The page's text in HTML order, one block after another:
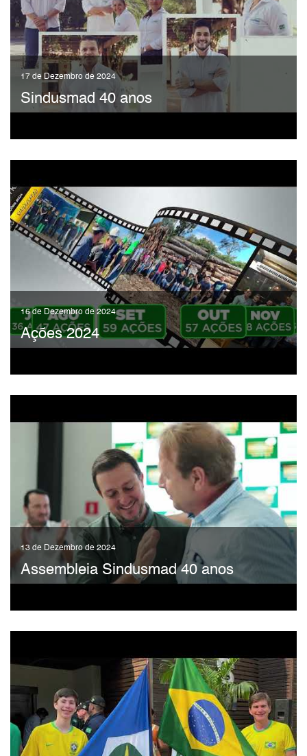
17 de Dezembro de 2024
Sindusmad 40 anos
16 de Dezembro de 2024
Ações 2024
13 de Dezembro de 2024
Assembleia Sindusmad 40 anos